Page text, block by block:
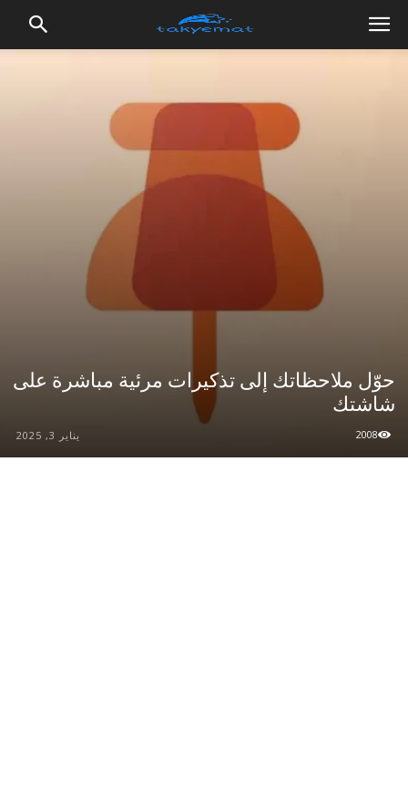
حوّل ملاحظاتك إلى تذكيرات مرئية مباشرة على
شاشتك
يناير 3, 2025 2008